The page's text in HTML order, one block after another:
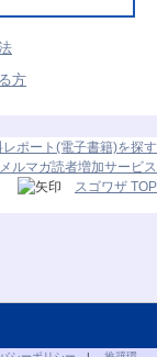
方
ポート(電子書籍)を探す
メルマガ読者増加サービス
スゴワザ TOP